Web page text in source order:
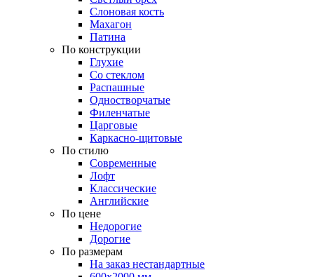
Слоновая кость
Махагон
Патина
По конструкции
Глухие
Со стеклом
Распашные
Одностворчатые
Филенчатые
Царговые
Каркасно-щитовые
По стилю
Современные
Лофт
Классические
Английские
По цене
Недорогие
Дорогие
По размерам
На заказ нестандартные